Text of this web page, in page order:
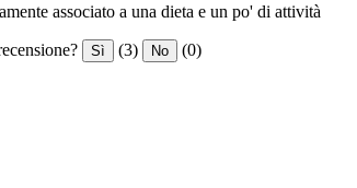
associato a una dieta e un po' di attività
Sì (3) No (0)